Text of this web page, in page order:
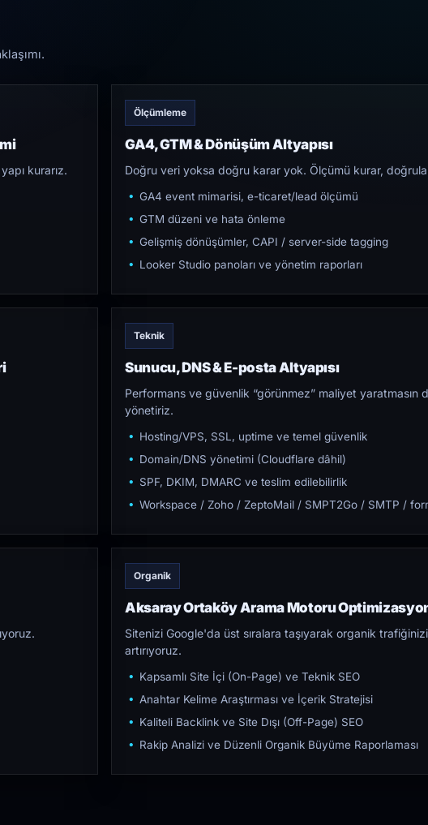
kurarız.
Ölçümleme
GA4, GTM & Dönüşüm Altyapısı
Doğru veri yoksa doğru karar yok. Ölçümü kurar,
GA4 event mimarisi, e-ticaret/lead ölçümü
GTM düzeni ve hata önleme
Gelişmiş dönüşümler, CAPI / server-side tagging
Looker Studio panoları ve yönetim raporları
Teknik
Sunucu, DNS & E-posta Altyapısı
Performans ve güvenlik “görünmez” maliyet yaratmasın
yönetiriz.
Hosting/VPS, SSL, uptime ve temel güvenlik
Domain/DNS yönetimi (Cloudflare dâhil)
SPF, DKIM, DMARC ve teslim edilebilirlik
Workspace / Zoho / ZeptoMail / SMPT2Go / SMTP /
Organik
Aksaray Ortaköy Arama Motoru
Sitenizi Google'da üst sıralara taşıyarak organik trafiğinizi
artırıyoruz.
Kapsamlı Site İçi (On-Page) ve Teknik SEO
Anahtar Kelime Araştırması ve İçerik Stratejisi
Kaliteli Backlink ve Site Dışı (Off-Page) SEO
Rakip Analizi ve Düzenli Organik Büyüme Raporlaması